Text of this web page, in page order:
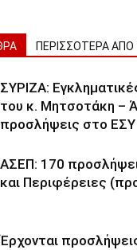
ΠΕΡΙΣΣΟΤΕΡΑ
ΣΥΡΙΖΑ:
του κ. Μητσοτάκη –
προσλήψεις στο ΕΣΥ
ΑΣΕΠ: 170
και Περιφέρειες
Έρχονται